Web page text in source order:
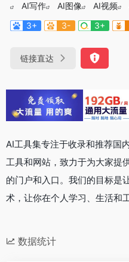
AI写作
AI图像 AI视频
3+
3- 3+
链接直达
AI工具集专注于收录和推荐国
工具和网站，致力于为大家提
的门户和入口。我们的目标是
术，让你在个人学习、生活和
数据统计